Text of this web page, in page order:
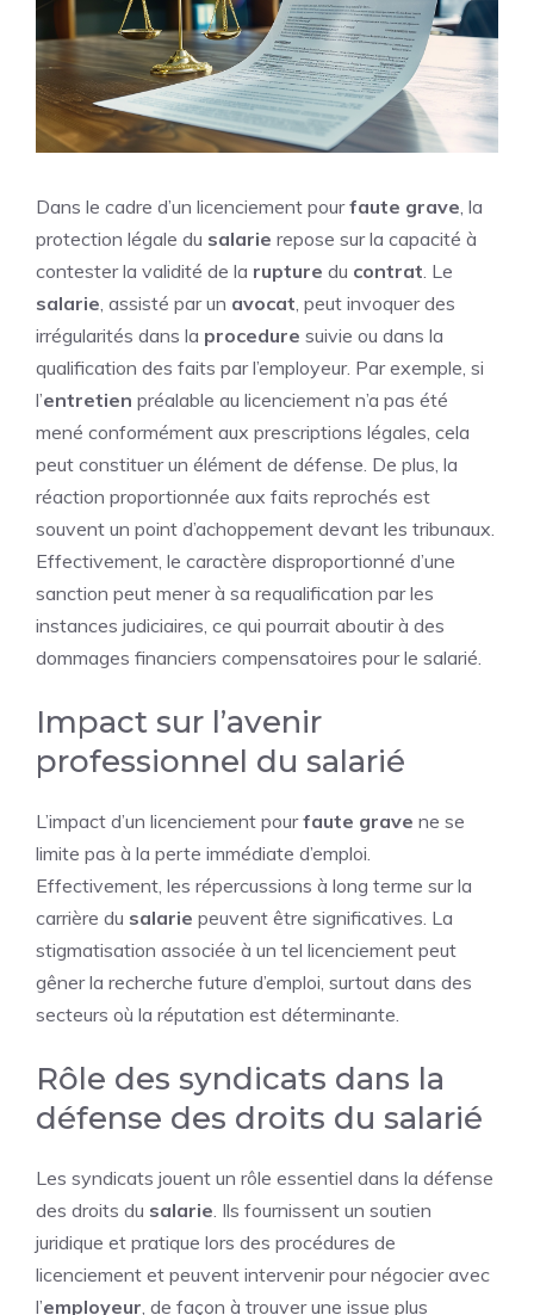
Dans le cadre d’un licenciement pourfaute grave , la
protection légale du salarie repose sur la capacité à
contester la validité de la rupture du contrat . Le
salarie , assisté par un avocat , peut invoquer des
irrégularités dans la procedure suivie ou dans la
qualification des faits par l’employeur. Par exemple, si
l’entretien préalable au licenciement n’a pas été
mené conformément aux prescriptions légales, cela
peut constituer un élément de défense. De plus, la
réaction proportionnée aux faits reprochés est
souvent un point d’achoppement devant les tribunaux.
Effectivement, le caractère disproportionné d’une
sanction peut mener à sa requalification par les
instances judiciaires, ce qui pourrait aboutir à des
dommages financiers compensatoires pour le salarié.
Impact sur l’avenir
professionnel du salarié
L’impact d’un licenciement pourfaute grave ne se
limite pas à la perte immédiate d’emploi.
Effectivement, les répercussions à long terme sur la
carrière du salarie peuvent être significatives. La
stigmatisation associée à un tel licenciement peut
gêner la recherche future d’emploi, surtout dans des
secteurs où la réputation est déterminante.
Rôle des syndicats dans la
défense des droits du salarié
Les syndicats jouent un rôle essentiel dans la défense
des droits du salarie . Ils fournissent un soutien
juridique et pratique lors des procédures de
licenciement et peuvent intervenir pour négocier avec
l’employeur , de façon à trouver une issue plus